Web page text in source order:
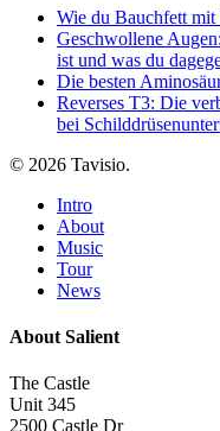
Wie du Bauchfett
Geschwollene
ist und was du
Die besten
Reverses T3: Die
bei
© 2026 Tavisio.
Close
Menu
Intro
About
Music
Tour
News
About Salient
The Castle
Unit 345
2500 Castle Dr